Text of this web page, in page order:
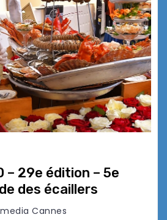
29e édition – 5e
des écaillers
Cannes